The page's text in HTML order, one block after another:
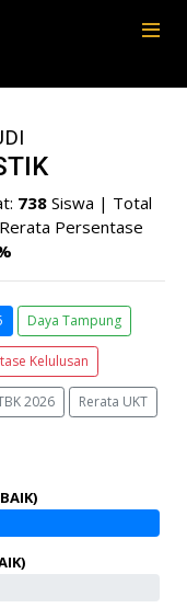
738 Siswa | Total
Persentase
Daya Tampung
Kelulusan
2026 Rerata UKT